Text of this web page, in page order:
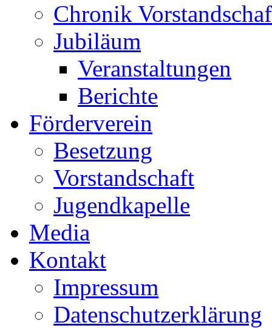
Chronik
Jubiläum
Veranstaltungen
Berichte
Förderverein
Besetzung
Vorstandschaft
Jugendkapelle
Media
Kontakt
Impressum
Datenschutzerklärung